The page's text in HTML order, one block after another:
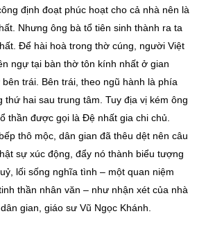
định đoạt phúc hoạt cho cả nhà nên là
Nhưng ông bà tổ tiên sinh thành ra ta
Để hài hoà trong thờ cúng, người Việt
ngự tại bàn thờ tôn kính nhất ở gian
trái. Bên trái, theo ngũ hành là phía
thứ hai sau trung tâm. Tuy địa vị kém ông
thần được gọi là Đệ nhất gia chi chủ.
thô mộc, dân gian đã thêu dệt nên câu
sự xúc động, đẩy nó thành biểu tượng
lối sống nghĩa tình – một quan niệm
thần nhân văn – như nhận xét của nhà
gian, giáo sư Vũ Ngọc Khánh.